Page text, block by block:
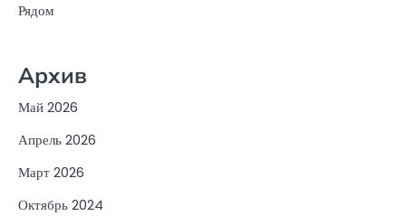
Рядом
Архив
Май 2026
Апрель 2026
Март 2026
Октябрь 2024